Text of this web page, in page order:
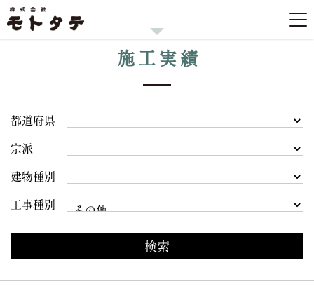
施工実績
都道府県
宗派
建物種別
工事種別